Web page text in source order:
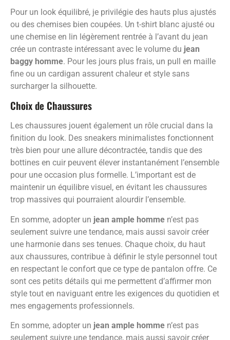
Pour un look équilibré, je privilégie des hauts plus ajustés
ou des chemises bien coupées. Un t-shirt blanc ajusté ou
une chemise en lin légèrement rentrée à l’avant du jean
crée un contraste intéressant avec le volume du jean
baggy homme. Pour les jours plus frais, un pull en maille
fine ou un cardigan assurent chaleur et style sans
surcharger la silhouette.
Choix de Chaussures
Les chaussures jouent également un rôle crucial dans la
finition du look. Des sneakers minimalistes fonctionnent
très bien pour une allure décontractée, tandis que des
bottines en cuir peuvent élever instantanément l’ensemble
pour une occasion plus formelle. L’important est de
maintenir un équilibre visuel, en évitant les chaussures
trop massives qui pourraient alourdir l’ensemble.
En somme, adopter un jean ample homme n’est pas
seulement suivre une tendance, mais aussi savoir créer
une harmonie dans ses tenues. Chaque choix, du haut
aux chaussures, contribue à définir le style personnel tout
en respectant le confort que ce type de pantalon offre. Ce
sont ces petits détails qui me permettent d’affirmer mon
style tout en naviguant entre les exigences du quotidien et
mes engagements professionnels.
En somme, adopter un jean ample homme n’est pas
seulement suivre une tendance, mais aussi savoir créer